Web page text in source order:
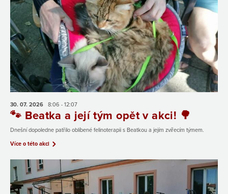
30. 07. 2026 8:06 - 12:07
🐾 Beatka a její tým opět v akci! 🌳
Dnešní dopoledne patřilo oblíbené felinoterapii s Beatkou a jejím zvířecím týmem.
Více o této akci